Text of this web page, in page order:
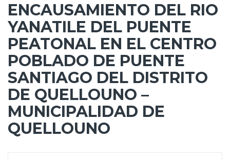
ENCAUSAMIENTO DEL RIO
YANATILE DEL PUENTE
PEATONAL EN EL CENTRO
POBLADO DE PUENTE
SANTIAGO DEL DISTRITO
DE QUELLOUNO –
MUNICIPALIDAD DE
QUELLOUNO